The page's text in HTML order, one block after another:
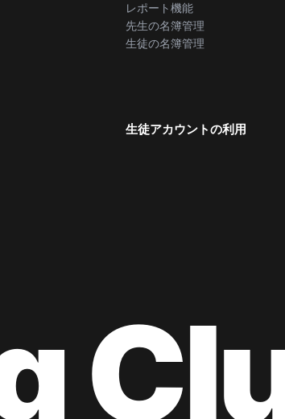
レポート機能
先生の名簿管理
生徒の名簿管理
生徒アカウントの利用